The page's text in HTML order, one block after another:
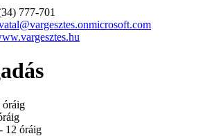
777-701
óráig
12 óráig